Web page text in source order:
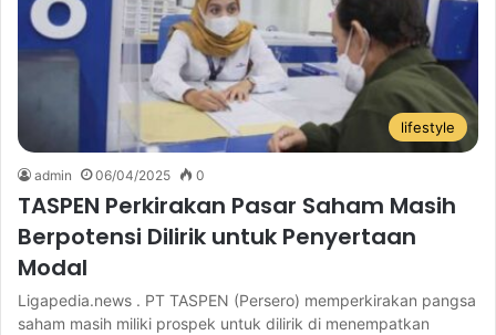
lifestyle
admin 06/04/2025 0
TASPEN Perkirakan Pasar Saham Masih
Berpotensi Dilirik untuk Penyertaan
Modal
Ligapedia.news . PT TASPEN (Persero) memperkirakan pangsa
saham masih miliki prospek untuk dilirik di menempatkan